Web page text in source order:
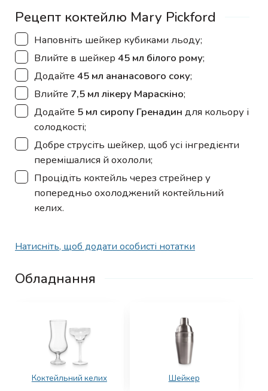
Рецепт коктейлю Mary Pickford
▢
Наповніть шейкер кубиками льоду;
▢
Влийте в шейкер 45 мл білого рому;
▢
Додайте 45 мл ананасового соку;
▢
Влийте 7,5 мл лікеру Мараскіно;
▢
Додайте 5 мл сиропу Гренадин для кольору і
солодкості;
▢
Добре струсіть шейкер, щоб усі інгредієнти
перемішалися й охололи;
▢
Процідіть коктейль через стрейнер у
попередньо охолоджений коктейльний
келих.
Натисніть, щоб додати особисті нотатки
Обладнання
Коктейльний келих Шейкер